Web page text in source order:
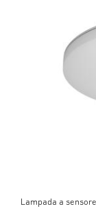
Lampada a